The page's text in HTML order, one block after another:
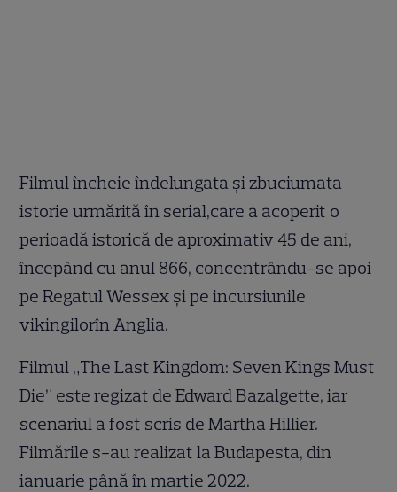
Filmul încheie îndelungata și zbuciumata
istorie urmărită în serial,care a acoperit o
perioadă istorică de aproximativ 45 de ani,
începând cu anul 866, concentrându-se apoi
pe Regatul Wessex și pe incursiunile
vikingilorîn Anglia.
Filmul „The Last Kingdom: Seven Kings Must
Die” este regizat de Edward Bazalgette, iar
scenariul a fost scris de Martha Hillier.
Filmările s-au realizat la Budapesta, din
ianuarie până în martie 2022.